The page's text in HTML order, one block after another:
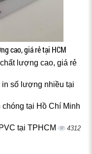
cao, giá rẻ tại HCM
lượng cao, giá rẻ
in số lượng nhiều tại
tại Hồ Chí Minh
tại TPHCM 4312